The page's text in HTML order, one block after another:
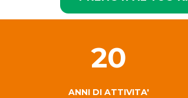
20
ANNI DI ATTIVITA'